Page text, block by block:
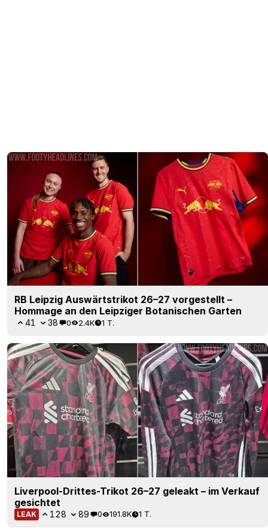
RB Leipzig Auswärtstrikot 26–27 vorgestellt –
Hommage an den Leipziger Botanischen Garten
41 38 0 2.4K 1 T.
Liverpool-Drittes-Trikot 26–27 geleakt – im Verkauf
gesichtet
LEAK 128 89 0 191.8K 1 T.